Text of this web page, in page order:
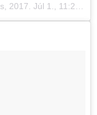
2017. Júl 1., 11:25 PDT